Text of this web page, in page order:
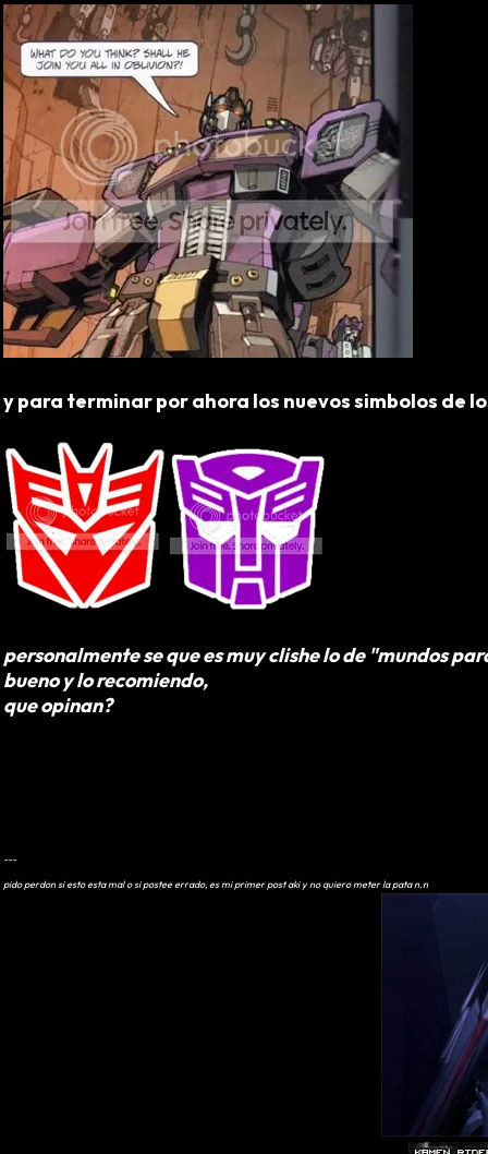
y para terminar por ahora los nuevos simbolos de
personalmente se que es muy clishe lo de "mundos
bueno y lo recomiendo,
que opinan?
---
pido perdon si esto esta mal o si postee errado, es mi primer post aki y no quiero meter la pata n.n